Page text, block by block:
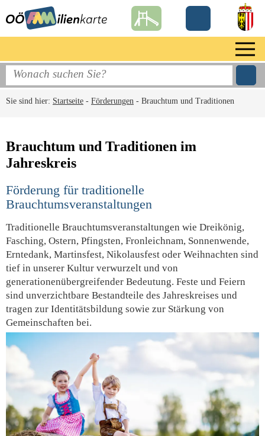
Sie sind hier: Startseite - Förderungen - Brauchtum und Traditionen
Brauchtum und Traditionen im
Jahreskreis
Förderung für traditionelle
Brauchtumsveranstaltungen
Traditionelle Brauchtumsveranstaltungen wie Dreikönig,
Fasching, Ostern, Pfingsten, Fronleichnam, Sonnenwende,
Erntedank, Martinsfest, Nikolausfest oder Weihnachten sind
tief in unserer Kultur verwurzelt und von
generationenübergreifender Bedeutung. Feste und Feiern
sind unverzichtbare Bestandteile des Jahreskreises und
tragen zur Identitätsbildung sowie zur Stärkung von
Gemeinschaften bei.